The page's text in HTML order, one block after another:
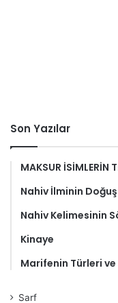
Son Yazılar
MAKSUR İSİMLERİN
Nahiv İlminin
Nahiv Kelimesinin
Kinaye
Marifenin Türleri
Sarf